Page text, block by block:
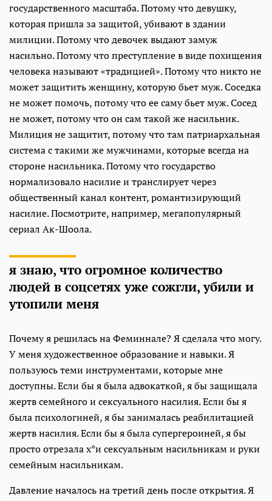
государственного масштаба. Потому что девушку,
которая пришла за защитой, убивают в здании
милиции. Потому что девочек выдают замуж
насильно. Потому что преступление в виде похищения
человека называют «традицией». Потому что никто не
может защитить женщину, которую бьет муж. Соседка
не может помочь, потому что ее саму бьет муж. Сосед
не может, потому что он сам такой же насильник.
Милиция не защитит, потому что там патриархальная
система с такими же мужчинами, которые всегда на
стороне насильника. Потому что государство
нормализовало насилие и транслирует через
общественный канал контент, романтизирующий
насилие. Посмотрите, например, мегапопулярный
сериал Ак-Шоола.
я знаю, что огромное количество
людей в соцсетях уже сожгли, убили и
утопили меня
Почему я решилась на Феминнале? Я сделала что могу.
У меня художественное образование и навыки. Я
пользуюсь теми инструментами, которые мне
доступны. Если бы я была адвокаткой, я бы защищала
жертв семейного и сексуального насилия. Если бы я
была психологиней, я бы занималась реабилитацией
жертв насилия. Если бы я была супергероиней, я бы
просто отрезала х*и сексуальным насильникам и руки
семейным насильникам.
Давление началось на третий день после открытия. Я